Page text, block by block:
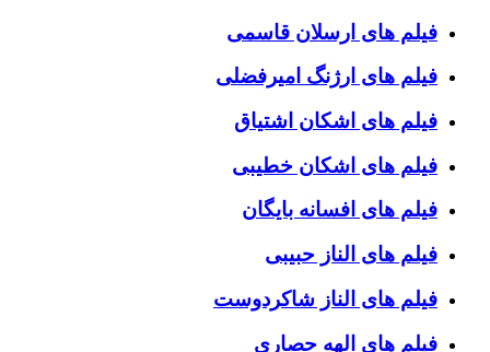
فیلم های ارسلان قاسمی
فیلم های ارژنگ امیرفضلی
فیلم های اشکان اشتیاق
فیلم های اشکان خطیبی
فیلم های افسانه بایگان
فیلم های الناز حبیبی
فیلم های الناز شاکردوست
فیلم های الهه حصاری